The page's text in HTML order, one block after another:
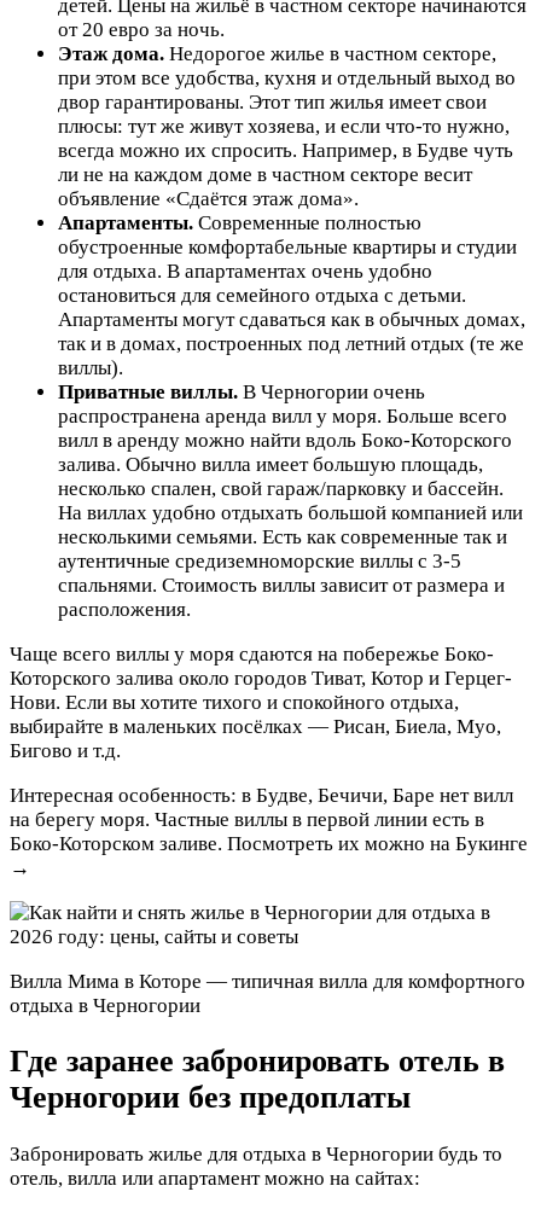
детей. Цены на жильё в частном секторе начинаются
от 20 евро за ночь.
Этаж дома. Недорогое жилье в частном секторе,
при этом все удобства, кухня и отдельный выход во
двор гарантированы. Этот тип жилья имеет свои
плюсы: тут же живут хозяева, и если что-то нужно,
всегда можно их спросить. Например, в Будве чуть
ли не на каждом доме в частном секторе весит
объявление «Сдаётся этаж дома».
Апартаменты. Современные полностью
обустроенные комфортабельные квартиры и студии
для отдыха. В апартаментах очень удобно
остановиться для семейного отдыха с детьми.
Апартаменты могут сдаваться как в обычных домах,
так и в домах, построенных под летний отдых (те же
виллы).
Приватные виллы. В Черногории очень
распространена аренда вилл у моря. Больше всего
вилл в аренду можно найти вдоль Боко-Которского
залива. Обычно вилла имеет большую площадь,
несколько спален, свой гараж/парковку и бассейн.
На виллах удобно отдыхать большой компанией или
несколькими семьями. Есть как современные так и
аутентичные средиземноморские виллы с 3-5
спальнями. Стоимость виллы зависит от размера и
расположения.
Чаще всего виллы у моря сдаются на побережье Боко-
Которского залива около городов Тиват, Котор и Герцег-
Нови. Если вы хотите тихого и спокойного отдыха,
выбирайте в маленьких посёлках — Рисан, Биела, Муо,
Бигово и т.д.
Интересная особенность: в Будве, Бечичи, Баре нет вилл
на берегу моря. Частные виллы в первой линии есть в
Боко-Которском заливе. Посмотреть их можно на Букинге
→
Вилла Мима в Которе — типичная вилла для комфортного
отдыха в Черногории
Где заранее забронировать отель в
Черногории без предоплаты
Забронировать жилье для отдыха в Черногории будь то
отель, вилла или апартамент можно на сайтах: